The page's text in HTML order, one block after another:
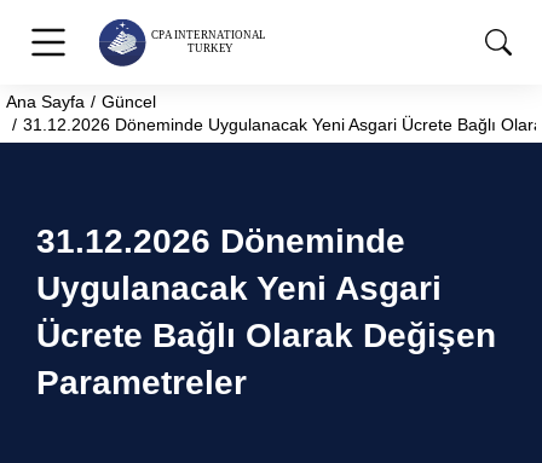
You are here:
Ana Sayfa
Güncel
31.12.2026 Döneminde Uygulanacak Yeni Asgari Ücrete Bağlı
31.12.2026 Döneminde
Uygulanacak Yeni Asgari
Ücrete Bağlı Olarak Değişen
Parametreler